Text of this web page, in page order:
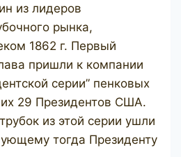
из лидеров
рынка,
1862 г. Первый
пришли к компании
серии” пенковых
29 Президентов США.
из этой серии ушли
тогда Президенту